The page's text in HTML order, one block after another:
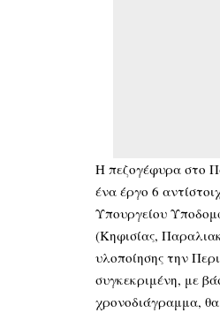
Η πεζογέφυρα στο
ένα έργο 6
Υπουργείου
(Κηφισίας,
υλοποίησης την
συγκεκριμένη, με
χρονοδιάγραμμα,